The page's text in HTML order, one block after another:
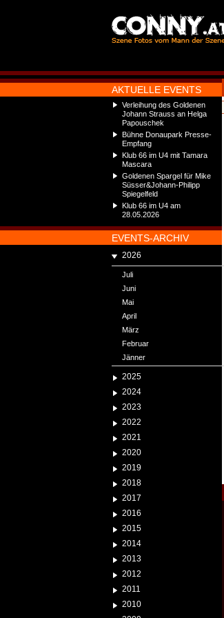
AKTUELLE EVENTS
Verleihung des Goldenen
Johann Strauss an Helga
Papouschek
Bühne Donaupark Presse-
Empfang
Klub 66 im U4 mit Tamara
Mascara
Goldenen Spargel für Mike
Süsser&Johann-Philipp
Spiegelfeld
Klub 66 im U4 am
28.05.2026
EVENTS-ARCHIV
2026
Juli
Juni
Mai
April
März
Februar
Jänner
2025
2024
2023
2022
2021
2020
2019
2018
2017
2016
2015
2014
2013
2012
2011
2010